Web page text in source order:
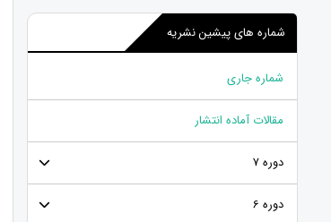
شماره های پیشین نشریه
شماره جاری
مقالات آماده انتشار
دوره 7
دوره 6